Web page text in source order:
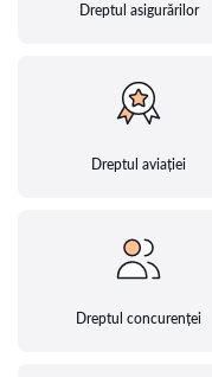
Dreptul asigurărilor
Dreptul aviației
Dreptul concurenței